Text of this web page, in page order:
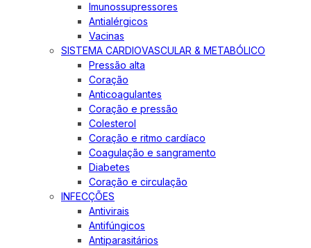
Imunossupressores
Antialérgicos
Vacinas
SISTEMA CARDIOVASCULAR & METABÓLICO
Pressão alta
Coração
Anticoagulantes
Coração e pressão
Colesterol
Coração e ritmo cardíaco
Coagulação e sangramento
Diabetes
Coração e circulação
INFECÇÕES
Antivirais
Antifúngicos
Antiparasitários